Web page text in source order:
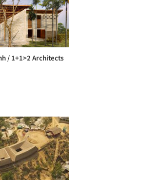
/ 1+1>2 Architects